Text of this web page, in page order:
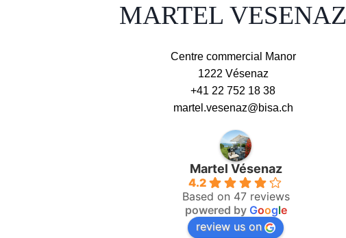
MARTEL VESENAZ
Centre commercial Manor
1222 Vésenaz
+41 22 752 18 38
martel.vesenaz@bisa.ch
Martel Vésenaz
4.2
Based on 47 reviews
powered by Google
review us on